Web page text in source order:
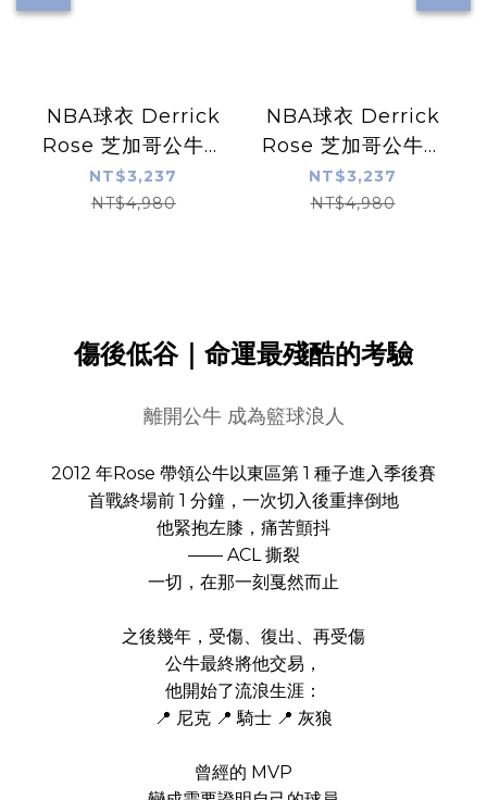
NBA球衣 Derrick
Rose 芝加哥公牛紅
08-09 M&N
Swingman G2 球
NT$3,237
NT$4,980
NBA球衣 Derrick
Rose 芝加哥公牛白
14-15 M&N
Swingman G2 球
NT$3,237
NT$4,980
傷後低谷｜命運最殘酷的考驗
離開公牛 成為籃球浪人
2012 年Rose 帶領公牛以東區第 1 種子進入季後賽
首戰終場前 1 分鐘，一次切入後重摔倒地
他緊抱左膝，痛苦顫抖
—— ACL 撕裂
一切，在那一刻戛然而止
之後幾年，受傷、復出、再受傷
公牛最終將他交易，
他開始了流浪生涯：
📍 尼克 📍 騎士 📍 灰狼
曾經的 MVP